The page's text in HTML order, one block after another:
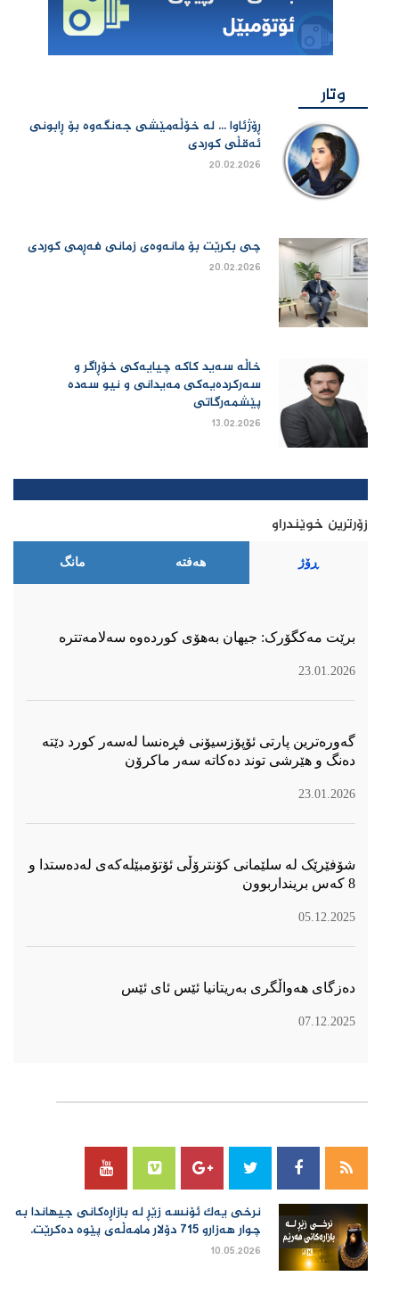
وتار
ڕۆژئاوا ... لە خۆڵەمێشی جەنگەوە بۆ ڕابونی
ئەقڵی کوردی
20.02.2026
چی بكرێت بۆ مانەوەی زمانی فەڕمی كوردی
20.02.2026
خاڵە سەید کاکە چیایەکی خۆڕاگر و
سەرکردەیەکی مەیدانی و نیو سەدە
پێشمەرگاتی
13.02.2026
زۆرترین خوێندراو
ڕۆژ هەفتە مانگ
برێت مەکگۆرک: جیهان بەهۆی کوردەوە سەلامەتترە
23.01.2026
گەورەترین پارتی ئۆپۆزسیۆنی فڕەنسا لەسەر كورد دێتە
دەنگ و هێرشی توند دەكاتە سەر ماكرۆن
23.01.2026
شۆفێرێک لە سلێمانی کۆنترۆڵی ئۆتۆمبێلەکەی لەدەستدا و
8 کەس برینداربوون
05.12.2025
دەزگای هەواڵگری بەریتانیا ئێس ئای ئێس
07.12.2025
نرخی یەك ئۆنسە زێڕ لە بازاڕەكانی جیهاندا بە
چوار هەزارو 715 دۆلار مامەڵەی پێوە دەكرێت.
10.05.2026